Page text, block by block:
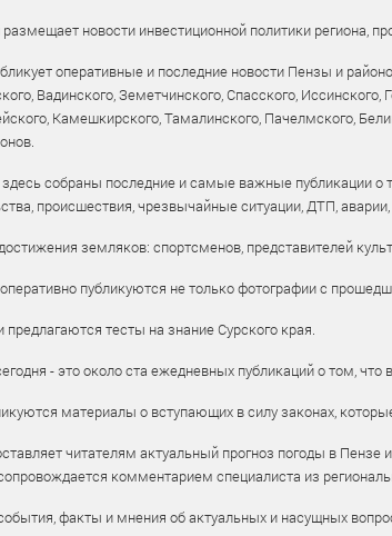
новости инвестиционной политики региона,
оперативные и последние новости Пензы и
Вадинского, Земетчинского, Спасского,
Камешкирского, Тамалинского, Пачелмского,
собраны последние и самые важные публикации о
происшествия, чрезвычайные ситуации, ДТП,
земляков: спортсменов, представителей
публикуются не только фотографии с
тесты на знание Сурского края.
- это около ста ежедневных публикаций о том,
материалы о вступающих в силу законах,
читателям актуальный прогноз погоды в
комментарием специалиста из
факты и мнения об актуальных и насущных